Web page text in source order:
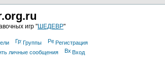
игр "ШЕДЕВР"
Группы
Регистрация
личные сообщения Вход